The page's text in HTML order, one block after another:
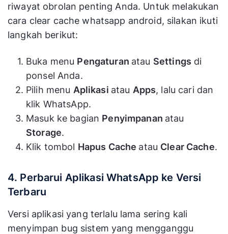
riwayat obrolan penting Anda. Untuk melakukan
cara clear cache whatsapp android, silakan ikuti
langkah berikut:
Buka menu Pengaturan atau Settings di
ponsel Anda.
Pilih menu Aplikasi atau Apps, lalu cari dan
klik WhatsApp.
Masuk ke bagian Penyimpanan atau
Storage.
Klik tombol Hapus Cache atau Clear Cache.
4. Perbarui Aplikasi WhatsApp ke Versi
Terbaru
Versi aplikasi yang terlalu lama sering kali
menyimpan bug sistem yang mengganggu